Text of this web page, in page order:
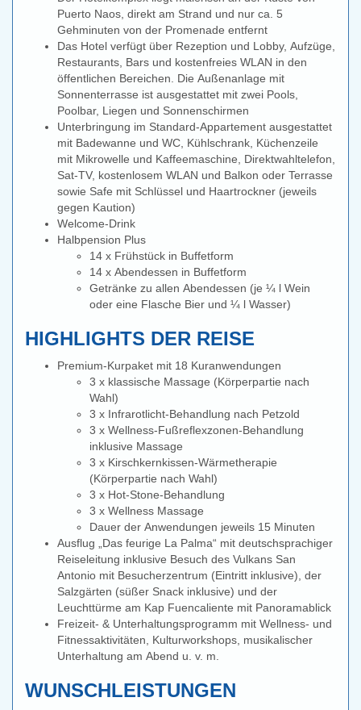
Puerto Naos, direkt am Strand und nur ca. 5
Gehminuten von der Promenade entfernt
Das Hotel verfügt über Rezeption und Lobby, Aufzüge,
Restaurants, Bars und kostenfreies WLAN in den
öffentlichen Bereichen. Die Außenanlage mit
Sonnenterrasse ist ausgestattet mit zwei Pools,
Poolbar, Liegen und Sonnenschirmen
Unterbringung im Standard-Appartement ausgestattet
mit Badewanne und WC, Kühlschrank, Küchenzeile
mit Mikrowelle und Kaffeemaschine, Direktwahltelefon,
Sat-TV, kostenlosem WLAN und Balkon oder Terrasse
sowie Safe mit Schlüssel und Haartrockner (jeweils
gegen Kaution)
Welcome-Drink
Halbpension Plus
14 x Frühstück in Buffetform
14 x Abendessen in Buffetform
Getränke zu allen Abendessen (je ¼ l Wein
oder eine Flasche Bier und ¼ l Wasser)
HIGHLIGHTS DER REISE
Premium-Kurpaket mit 18 Kuranwendungen
3 x klassische Massage (Körperpartie nach
Wahl)
3 x Infrarotlicht-Behandlung nach Petzold
3 x Wellness-Fußreflexzonen-Behandlung
inklusive Massage
3 x Kirschkernkissen-Wärmetherapie
(Körperpartie nach Wahl)
3 x Hot-Stone-Behandlung
3 x Wellness Massage
Dauer der Anwendungen jeweils 15 Minuten
Ausflug „Das feurige La Palma“ mit deutschsprachiger
Reiseleitung inklusive Besuch des Vulkans San
Antonio mit Besucherzentrum (Eintritt inklusive), der
Salzgärten (süßer Snack inklusive) und der
Leuchttürme am Kap Fuencaliente mit Panoramablick
Freizeit- & Unterhaltungsprogramm mit Wellness- und
Fitnessaktivitäten, Kulturworkshops, musikalischer
Unterhaltung am Abend u. v. m.
WUNSCHLEISTUNGEN